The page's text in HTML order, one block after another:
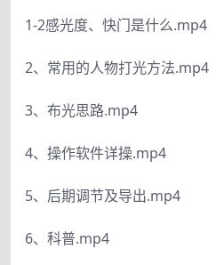
1-2感光度、快门是什么.mp4
2、常用的人物打光方法.mp4
3、布光思路.mp4
4、操作软件详操.mp4
5、后期调节及导出.mp4
6、科普.mp4